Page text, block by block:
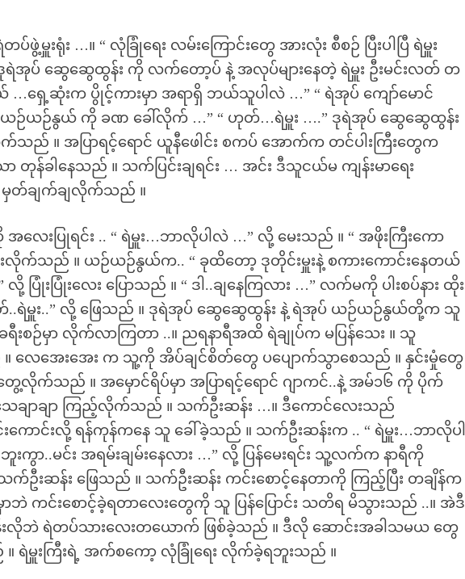
ဖွဲ့မှူးရုံး …။ “ လုံခြုံရေး လမ်းကြောင်းတွေ အားလုံး စီစဉ် ပြီးပါပြီ ရဲမှူး
ရဲအုပ် ဆွေဆွေထွန်း ကို လက်တော့ပ် နဲ့ အလုပ်များနေတဲ့ ရဲမှူး ဦးမင်းလတ် တ
…ရှေ့ဆုံးက ပွိုင့်ကားမှာ အရာရှိ ဘယ်သူပါလဲ …” “ ရဲအုပ် ကျော်မောင်
…ယဉ်ယဉ်နွယ် ကို ခဏ ခေါ်လိုက် …” “ ဟုတ်…ရဲမှူး ….” ဒုရဲအုပ် ဆွေဆွေထွန်း
အပြာရင့်ရောင် ယူနီဖေါင်း စကပ် အောက်က တင်ပါးကြီးတွေက
တုန်ခါနေသည် ။ သက်ပြင်းချရင်း … အင်း ဒီသူငယ်မ ကျန်းမာရေး
တ်ချက်ချလိုက်သည် ။
ပြုရင်း .. “ ရဲမှူး…ဘာလိုပါလဲ …” လို့ မေးသည် ။ “ အဖိုးကြီးကော
သည် ။ ယဉ်ယဉ်နွယ်က.. “ ခုထိတော့ ဒုတိုင်းမှူးနဲ့ စကားကောင်းနေတယ်
ြုံးပြုံးလေး ပြောသည် ။ “ ဒါ..ချနေကြလား …” လက်မကို ပါးစပ်နား ထိုး
..ရဲမှူး..” လို့ ဖြေသည် ။ ဒုရဲအုပ် ဆွေဆွေထွန်း နဲ့ ရဲအုပ် ယဉ်ယဉ်နွယ်တို့က သူ
ရီးစဉ်မှာ လိုက်လာကြတာ ..။ ညရနာရီအထိ ရဲချုပ်က မပြန်သေး ။ သူ
ေအေးအေး က သူ့ကို အိပ်ချင်စိတ်တွေ ပပျောက်သွာစေသည် ။ နှင်းမှုံတွေ
လိုက်သည် ။ အမှောင်ရိပ်မှာ အပြာရင့်ရောင် ဂျာကင်..နဲ့ အမ်၁၆ ကို ပိုက်
ချာချာ ကြည့်လိုက်သည် ။ သက်ဦးဆန်း …။ ဒီကောင်လေးသည်
ခိုင်းကောင်းလို့ ရန်ကုန်ကနေ သူ ခေါ်ခဲ့သည် ။ သက်ဦးဆန်းက .. “ ရဲမှူး…ဘာလိုပါ
ာ..မင်း အရမ်းချမ်းနေလား …” လို့ ပြန်မေးရင်း သူ့လက်က နာရီကို
သက်ဦးဆန်း ဖြေသည် ။ သက်ဦးဆန်း ကင်းစောင့်နေတာကို ကြည့်ပြီး တချိန်က
ကင်းစောင့်ခဲ့ရတာလေးတွေကို သူ ပြန်ပြောင်း သတိရ မိသွားသည် ..။ အဲဒီ
ရဲတပ်သားလေးတယောက် ဖြစ်ခဲ့သည် ။ ဒီလို ဆောင်းအခါသမယ တွေ
။ ရဲမှူးကြီးရဲ့ အက်စကော့ လုံခြုံရေး လိုက်ခဲ့ရဘူးသည် ။